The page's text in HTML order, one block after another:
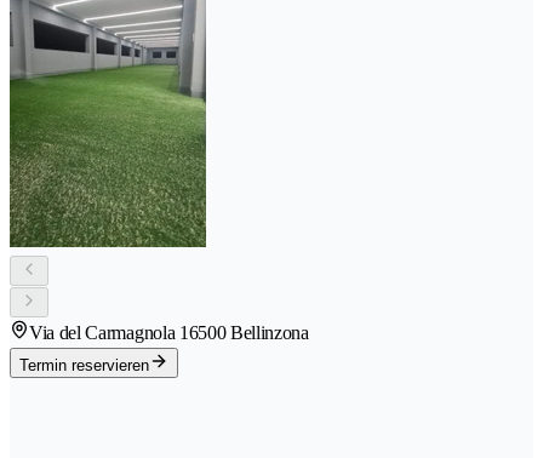
Via del Carmagnola 16500 Bellinzona
Termin reservieren